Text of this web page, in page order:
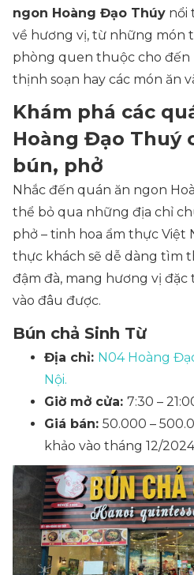
ngon Hoàng Đạo Thúy nổi
về hương vị, từ những món
phòng quen thuộc cho
thịnh soạn hay các món ăn
Khám phá các
Hoàng Đạo Thuý
bún, phở
Nhắc đến quán ăn ngon
thể bỏ qua những địa chỉ
phở – tinh hoa ẩm thực Việt
thực khách sẽ dễ dàng tìm
đậm đà, mang hương vị
vào đâu được.
Bún chả Sinh Từ
Địa chỉ: N04 Hoàng
Nội.
Giờ mở cửa: 7:30 –
Giá bán: 50.000 –
khảo vào tháng 12/